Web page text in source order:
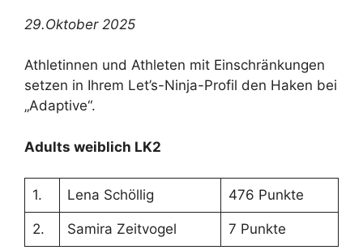
29.Oktober 2025
Athletinnen und Athleten mit Einschränkungen
setzen in Ihrem Let’s-Ninja-Profil den Haken bei
„Adaptive“.
Adults weiblich LK2
1. Lena Schöllig 476 Punkte
2. Samira Zeitvogel 7 Punkte